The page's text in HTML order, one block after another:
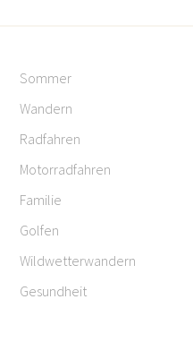
Sommer
Wandern
Radfahren
Motorradfahren
Familie
Golfen
Wildwetterwandern
Gesundheit